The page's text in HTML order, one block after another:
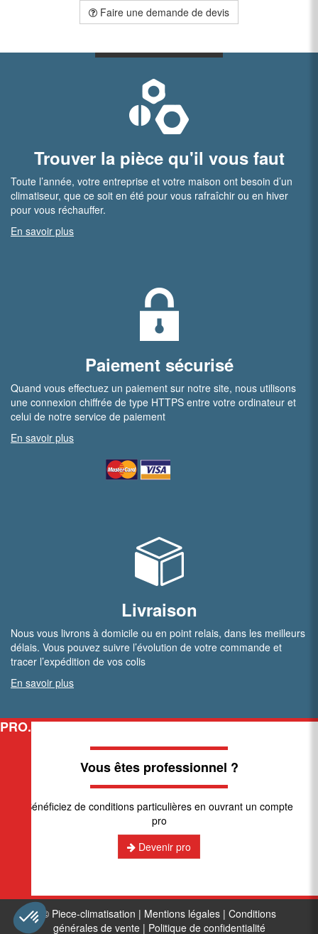
Faire une demande de devis
Trouver la pièce qu'il vous faut
Toute l’année, votre entreprise et votre maison ont besoin d’un
climatiseur, que ce soit en été pour vous rafraîchir ou en hiver
pour vous réchauffer.
En savoir plus
Paiement sécurisé
Quand vous effectuez un paiement sur notre site, nous utilisons
une connexion chiffrée de type HTTPS entre votre ordinateur et
celui de notre service de paiement
En savoir plus
Livraison
Nous vous livrons à domicile ou en point relais, dans les meilleurs
délais. Vous pouvez suivre l’évolution de votre commande et
tracer l’expédition de vos colis
En savoir plus
PRO.
Vous êtes professionnel ?
Bénéficiez de conditions particulières en ouvrant un compte
pro
Devenir pro
© Piece-climatisation | Mentions légales | Conditions
générales de vente| Politique de confidentialité